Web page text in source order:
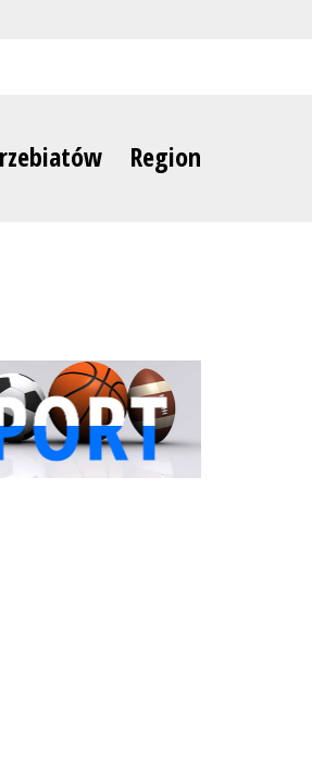
Region